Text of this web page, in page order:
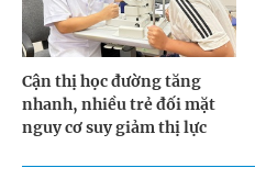
Cận thị học đường tăng
nhanh, nhiều trẻ đối mặt
nguy cơ suy giảm thị lực